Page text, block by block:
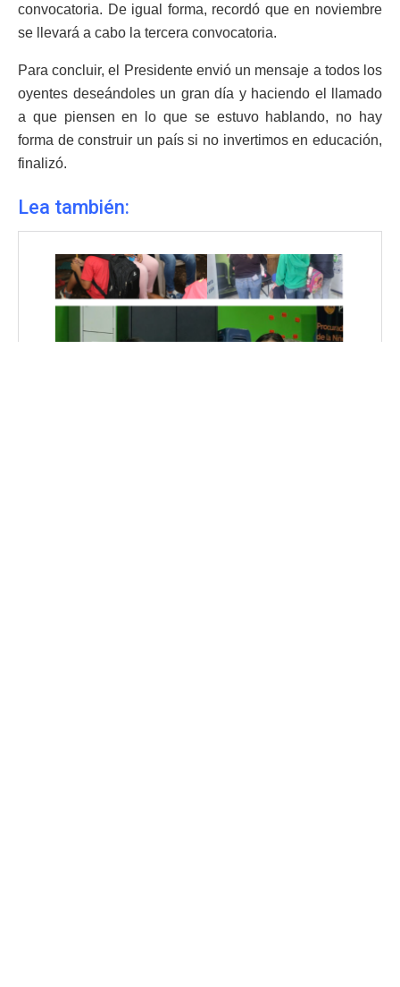
convocatoria. De igual forma, recordó que en noviembre
se llevará a cabo la tercera convocatoria.
Para concluir, el Presidente envió un mensaje a todos los
oyentes deseándoles un gran día y haciendo el llamado
a que piensen en lo que se estuvo hablando, no hay
forma de construir un país si no invertimos en educación,
finalizó.
Lea también: